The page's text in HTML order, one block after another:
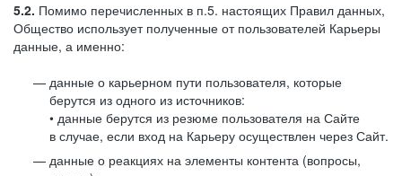
5.2. Помимо перечисленных в п.5. настоящих Правил данных,
Общество использует полученные от пользователей Карьеры
данные, а именно:
данные о карьерном пути пользователя, которые
берутся из одного из источников:
• данные берутся из резюме пользователя на Сайте
в случае, если вход на Карьеру осуществлен через Сайт.
данные о реакциях на элементы контента (вопросы,